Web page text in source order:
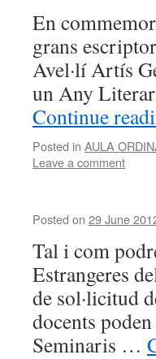
En
grans
Avel·lí Artís
un Any
Continue
Posted in AULA
Leave a comment
Posted on 29 June
Tal i com
Estrangeres
de sol·licitud
docents
Seminaris …